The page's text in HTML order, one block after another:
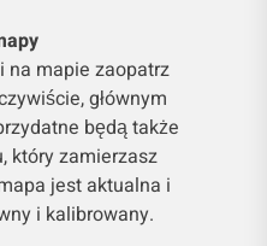
na mapie zaopatrz
głównym
będą także
który zamierzasz
jest aktualna i
i kalibrowany.